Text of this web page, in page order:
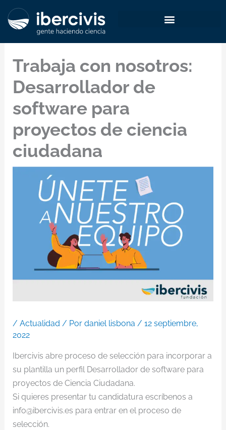
Trabaja con nosotros:
Desarrollador de
software para
proyectos de ciencia
ciudadana
/ Actualidad / Por daniel lisbona / 12 septiembre,
2022
Ibercivis abre proceso de selección para incorporar a
su plantilla un perfil Desarrollador de software para
proyectos de Ciencia Ciudadana.
Si quieres presentar tu candidatura escríbenos a
info@ibercivis.es para entrar en el proceso de
selección.